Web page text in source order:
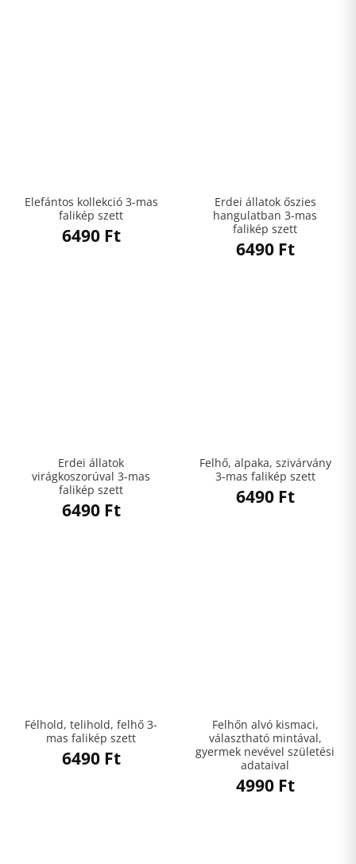
Elefántos kollekció 3-mas
falikép szett
6490 Ft
Erdei állatok őszies
hangulatban 3-mas
falikép szett
6490 Ft
Erdei állatok
virágkoszorúval 3-mas
falikép szett
6490 Ft
Felhő, alpaka, szivárvány
3-mas falikép szett
6490 Ft
Félhold, telihold, felhő 3-
mas falikép szett
6490 Ft
Felhőn alvó kismaci,
választható mintával,
gyermek nevével születési
adataival
4990 Ft